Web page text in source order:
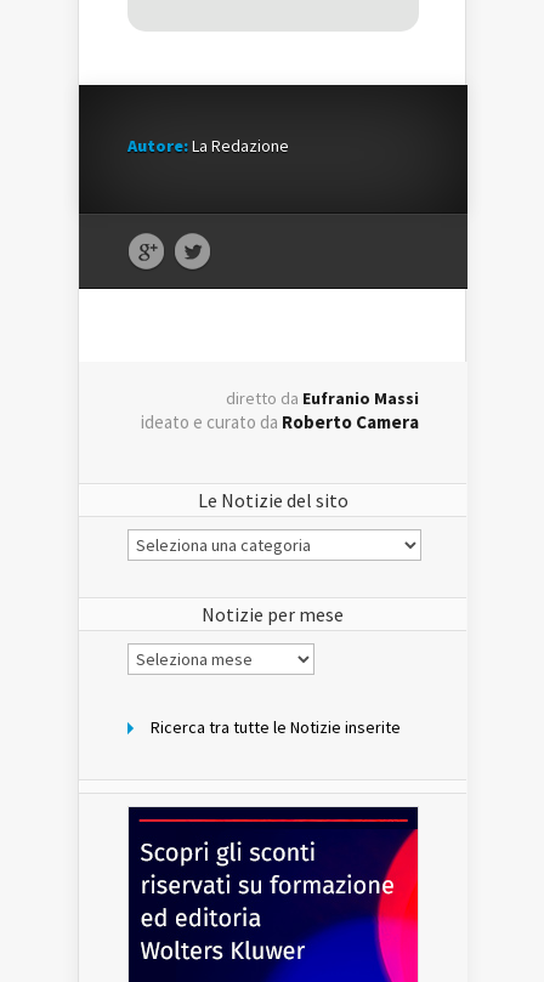
Autore:La Redazione
diretto da Eufranio Massi
ideato e curato da Roberto Camera
Le Notizie del sito
Le
Notizie
Notizie per mese
Notizie
per
Ricerca tra tutte le Notizie inserite